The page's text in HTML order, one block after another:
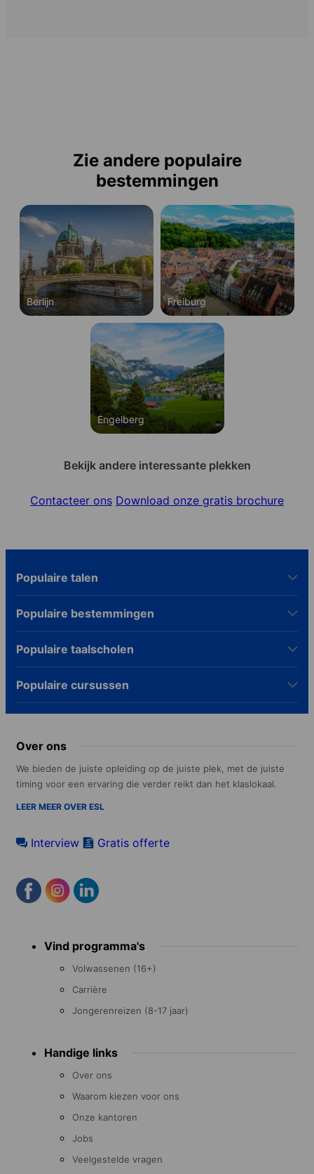
Zie andere populaire
bestemmingen
Berlijn Freiburg
Engelberg
Bekijk andere interessante plekken
Contacteer ons Download onze gratis brochure
Populaire talen
Populaire bestemmingen
Populaire taalscholen
Populaire cursussen
Over ons
We bieden de juiste opleiding op de juiste plek, met de juiste
timing voor een ervaring die verder reikt dan het klaslokaal.
LEER MEER OVER ESL
Interview Gratis offerte
menu Vind programma's
Volwassenen (16+)
Carrière
Jongerenreizen (8-17 jaar)
Handige links
Over ons
Waarom kiezen voor ons
Onze kantoren
Jobs
Veelgestelde vragen